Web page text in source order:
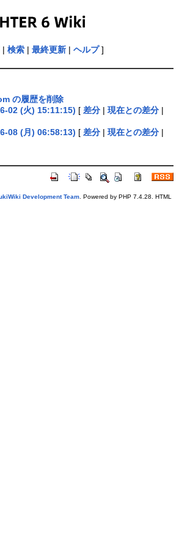
| 検索| 最終更新| ヘルプ]
の履歴を削除
02 (火) 15:11:15) [ 差分| 現在との差分|
08 (月) 06:58:13) [ 差分| 現在との差分|
Development Team. Powered by PHP 7.4.28. HTML